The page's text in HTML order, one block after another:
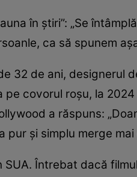
în știri”: „Se
ca să spunem
32 de ani, designerul
covorul roșu, la
a răspuns:
și simplu merge
Întrebat dacă